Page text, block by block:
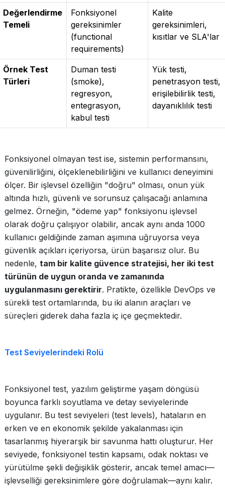
Değerlendirme
Temeli
Fonksiyonel
gereksinimler
(functional
requirements)
Kalite
gereksinimleri,
kısıtlar ve SLA'lar
Örnek Test
Türleri
Duman testi
(smoke),
regresyon,
entegrasyon,
kabul testi
Yük testi,
penetrasyon testi,
erişilebilirlik testi,
dayanıklılık testi
Fonksiyonel olmayan test ise, sistemin performansını,
güvenilirliğini, ölçeklenebilirliğini ve kullanıcı deneyimini
ölçer. Bir işlevsel özelliğin "doğru" olması, onun yük
altında hızlı, güvenli ve sorunsuz çalışacağı anlamına
gelmez. Örneğin, "ödeme yap" fonksiyonu işlevsel
olarak doğru çalışıyor olabilir, ancak aynı anda 1000
kullanıcı geldiğinde zaman aşımına uğruyorsa veya
güvenlik açıkları içeriyorsa, ürün başarısız olur. Bu
nedenle, tam bir kalite güvence stratejisi, her iki test
türünün de uygun oranda ve zamanında
uygulanmasını gerektirir. Pratikte, özellikle DevOps ve
sürekli test ortamlarında, bu iki alanın araçları ve
süreçleri giderek daha fazla iç içe geçmektedir.
Test Seviyelerindeki Rolü
Fonksiyonel test, yazılım geliştirme yaşam döngüsü
boyunca farklı soyutlama ve detay seviyelerinde
uygulanır. Bu test seviyeleri (test levels), hataların en
erken ve en ekonomik şekilde yakalanması için
tasarlanmış hiyerarşik bir savunma hattı oluşturur. Her
seviyede, fonksiyonel testin kapsamı, odak noktası ve
yürütülme şekli değişiklik gösterir, ancak temel amacı—
işlevselliği gereksinimlere göre doğrulamak—aynı kalır.